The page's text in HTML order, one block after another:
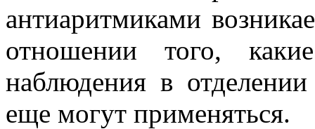
антиаритмиками
отношении того,
наблюдения в
еще могут применяться.